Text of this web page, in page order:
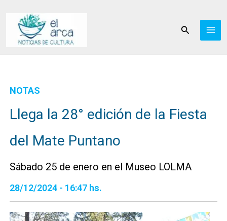
contenido
Buscar
NOTAS
Llega la 28° edición de la Fiesta
del Mate Puntano
Sábado 25 de enero en el Museo LOLMA
28/12/2024 - 16:47 hs.